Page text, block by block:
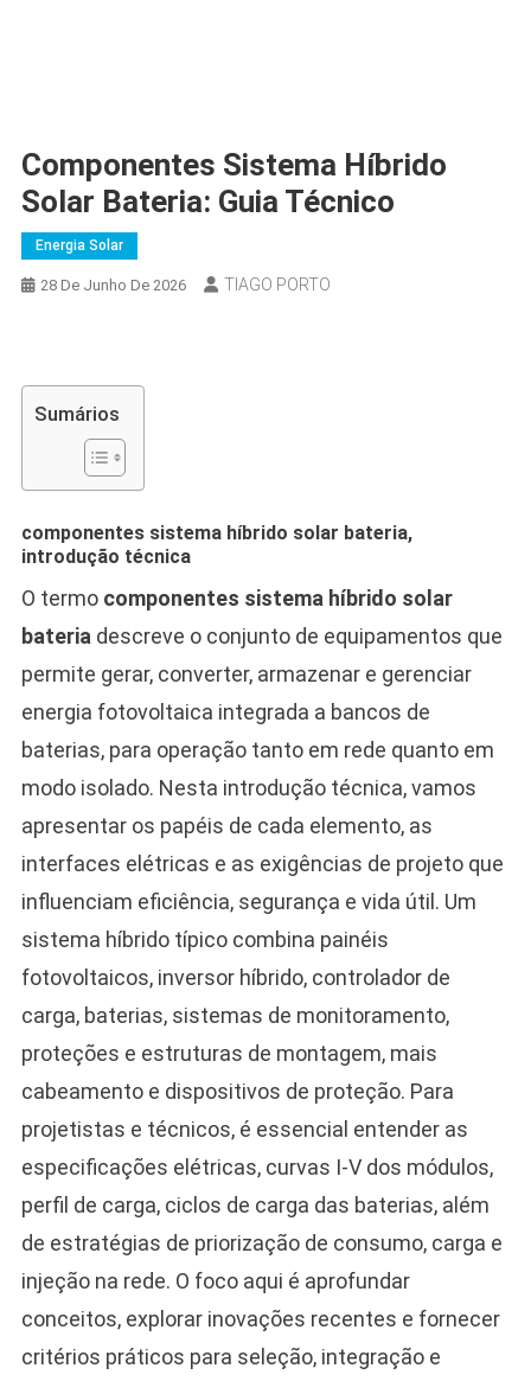
Componentes Sistema Híbrido
Solar Bateria: Guia Técnico
Energia Solar
28 De Junho De 2026 TIAGO PORTO
Sumários
componentes sistema híbrido solar bateria,
introdução técnica
O termo componentes sistema híbrido solar
bateriadescreve o conjunto de equipamentos que
permite gerar, converter, armazenar e gerenciar
energia fotovoltaica integrada a bancos de
baterias, para operação tanto em rede quanto em
modo isolado. Nesta introdução técnica, vamos
apresentar os papéis de cada elemento, as
interfaces elétricas e as exigências de projeto que
influenciam eficiência, segurança e vida útil. Um
sistema híbrido típico combina painéis
fotovoltaicos, inversor híbrido, controlador de
carga, baterias, sistemas de monitoramento,
proteções e estruturas de montagem, mais
cabeamento e dispositivos de proteção. Para
projetistas e técnicos, é essencial entender as
especificações elétricas, curvas I-V dos módulos,
perfil de carga, ciclos de carga das baterias, além
de estratégias de priorização de consumo, carga e
injeção na rede. O foco aqui é aprofundar
conceitos, explorar inovações recentes e fornecer
critérios práticos para seleção, integração e